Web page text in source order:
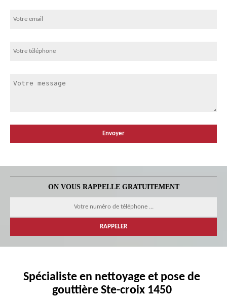
ON VOUS RAPPELLE GRATUITEMENT
Spécialiste en nettoyage et pose de
gouttière Ste-croix 1450